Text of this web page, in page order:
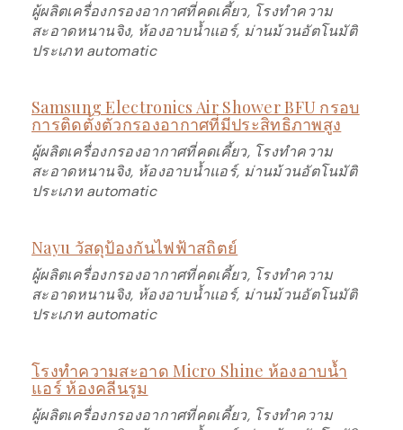
ผู้ผลิตเครื่องกรองอากาศที่คดเคี้ยว, โรงทำความ
สะอาดหนานจิง, ห้องอาบน้ำแอร์, ม่านม้วนอัตโนมัติ
ประเภท automatic
Samsung Electronics Air Shower BFU กรอบ
การติดตั้งตัวกรองอากาศที่มีประสิทธิภาพสูง
ผู้ผลิตเครื่องกรองอากาศที่คดเคี้ยว, โรงทำความ
สะอาดหนานจิง, ห้องอาบน้ำแอร์, ม่านม้วนอัตโนมัติ
ประเภท automatic
Nayu วัสดุป้องกันไฟฟ้าสถิตย์
ผู้ผลิตเครื่องกรองอากาศที่คดเคี้ยว, โรงทำความ
สะอาดหนานจิง, ห้องอาบน้ำแอร์, ม่านม้วนอัตโนมัติ
ประเภท automatic
โรงทำความสะอาด Micro Shine ห้องอาบน้ำ
แอร์ ห้องคลีนรูม
ผู้ผลิตเครื่องกรองอากาศที่คดเคี้ยว, โรงทำความ